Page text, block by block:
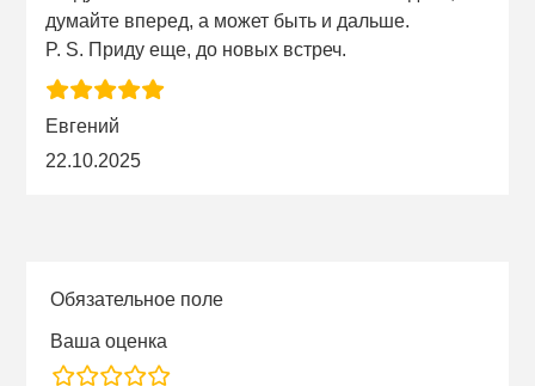
думайте вперед, а может быть и дальше.
P. S. Приду еще, до новых встреч.
Евгений
22.10.2025
Обязательное поле
Ваша оценка